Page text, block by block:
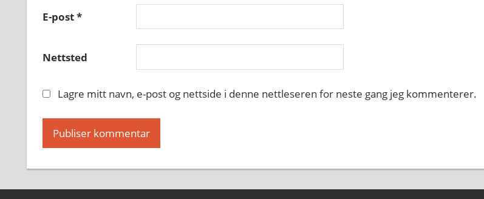
E-post*
Nettsted
Lagre mitt navn, e-post og nettside i denne nettleseren for neste gang jeg kommenterer.